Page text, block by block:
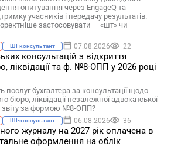
опитування через EngageQ та
учасників і передачу результатів.
застосовувати — «шт» чи
ШІ-консультант 07.08.2026 22
консультацій з відкриття
ліквідації та ф. №8-ОПП у 2026 році
послуг бухгалтера за консультації щодо
бюро, ліквідації незалежної адвокатської
звіту за формою №8-ОПП?
ШІ-консультант 06.08.2026 36
журналу на 2027 рік оплачена в
оформлення на облік